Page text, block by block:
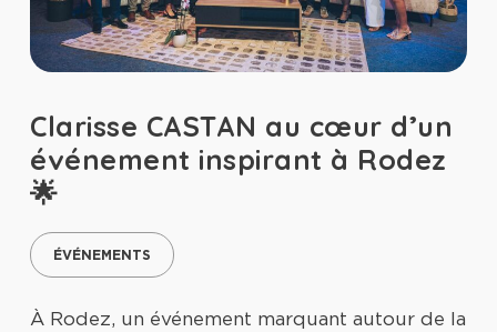
Clarisse CASTAN au cœur d’un
événement inspirant à Rodez
🌟
ÉVÉNEMENTS
À Rodez, un événement marquant autour de la